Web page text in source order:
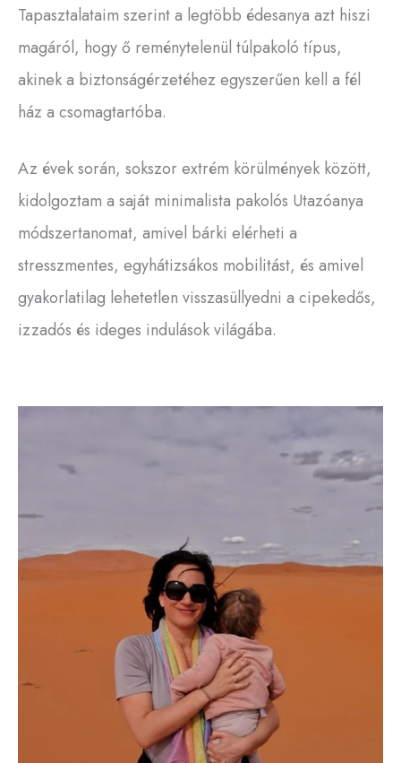
Tapasztalataim szerint a legtöbb édesanya azt hiszi
magáról, hogy ő reménytelenül túlpakoló típus,
akinek a biztonságérzetéhez egyszerűen kell a fél
ház a csomagtartóba.
Az évek során, sokszor extrém körülmények között,
kidolgoztam a saját minimalista pakolós Utazóanya
módszertanomat, amivel bárki elérheti a
stresszmentes, egyhátizsákos mobilitást, és amivel
gyakorlatilag lehetetlen visszasüllyedni a cipekedős,
izzadós és ideges indulások világába.